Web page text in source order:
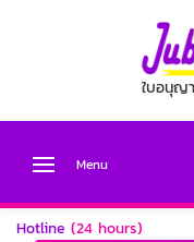
ใบอนุญ
Menu
Hotline (24 hours)